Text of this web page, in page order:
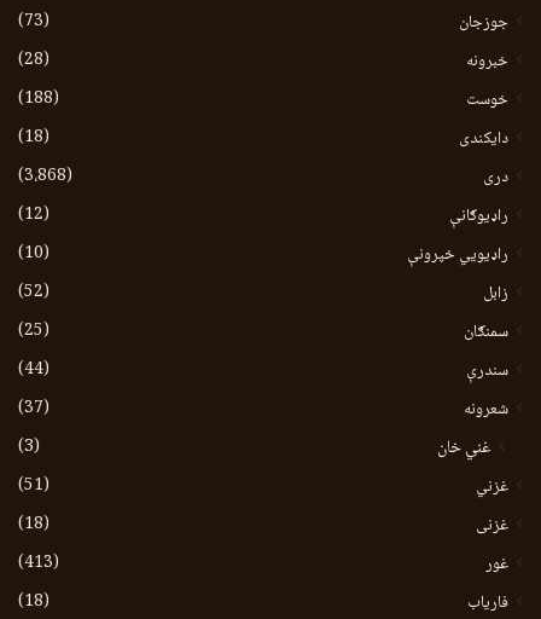
جوزجان
(73)
خبرونه
(28)
خوست
(188)
دایکندی
(18)
دری
(3،868)
راډیوګانې
(12)
راډیويي خپرونې
(10)
زابل
(52)
سمنګان
(25)
سندرې
(44)
شعرونه
(37)
غني خان
(3)
غزني
(51)
غزنی
(18)
غور
(413)
فاریاب
(18)